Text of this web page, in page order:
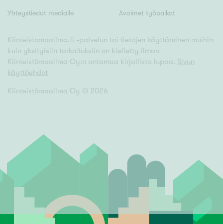
Yhteystiedot medialle Avoimet työpaikat
Kiinteistomaailma.fi -palvelun tai tietojen käyttäminen muihin
kuin yksityisiin tarkoituksiin on kielletty ilman
Kiinteistömaailma Oy:n antamaa kirjallista lupaa. Sivun
käyttöehdot
Kiinteistömaailma Oy © 2026